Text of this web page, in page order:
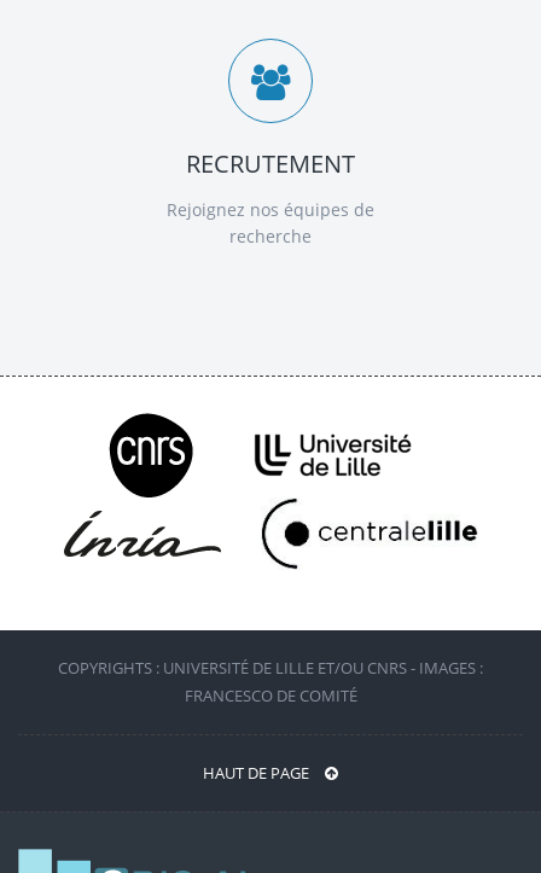
RECRUTEMENT
Rejoignez nos équipes de
recherche
COPYRIGHTS : UNIVERSITÉ DE LILLE ET/OU CNRS - IMAGES :
FRANCESCO DE COMITÉ
HAUT DE PAGE